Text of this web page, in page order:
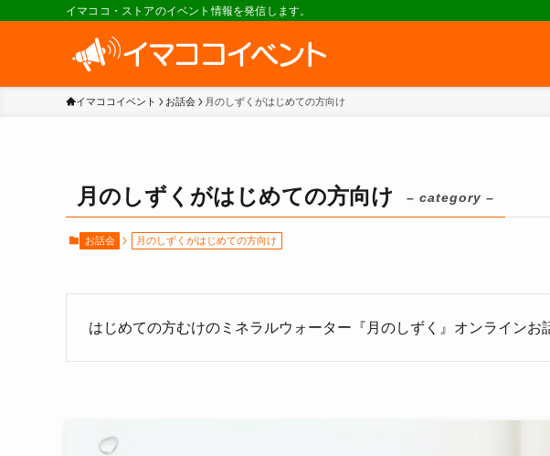
イマココ・ストアのイベント情報を発信します。
イマココイベント お話会 月のしずくがはじめての方向け
月のしずくがはじめての方向け – category –
お話会 月のしずくがはじめての方向け
はじめての方むけのミネラルウォーター『月のしずく』オンラインお